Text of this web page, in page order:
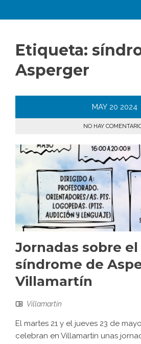
Etiqueta:
Asperger
MAY 20 2024
NO HAY
Jornadas sobre el
síndrome de
Villamartín
Villamartín
El martes 21 y el jueves 23 de
celebran en Villamartín unas